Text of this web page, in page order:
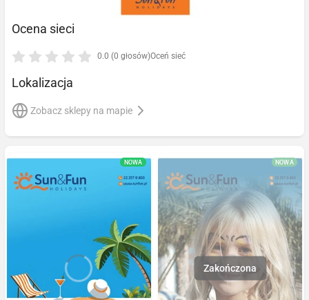
Ocena sieci
0.0 (0 głosów)Oceń sieć
Lokalizacja
Zobacz sklepy na mapie
NOWA NOWA